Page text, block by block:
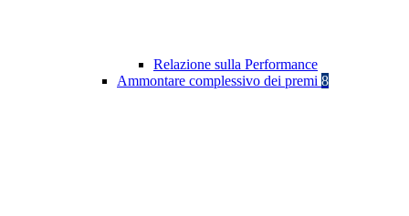
Relazione sulla Performance
Ammontare complessivo dei premi 8